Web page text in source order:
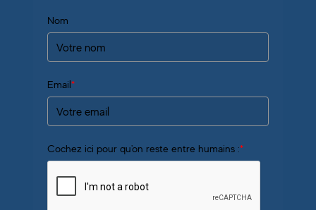
Nom
Email*
Cochez ici pour qu'on reste entre humains :*